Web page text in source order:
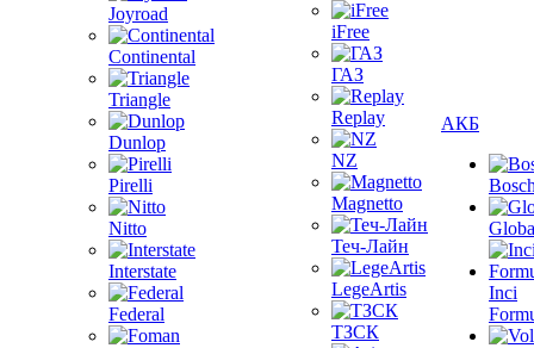
Joyroad
Continental
Triangle
Dunlop
Pirelli
Nitto
Interstate
Federal
iFree
ГАЗ
Replay
NZ
Magnetto
Теч-Лайн
LegeArtis
ТЗСК
АКБ
Inci